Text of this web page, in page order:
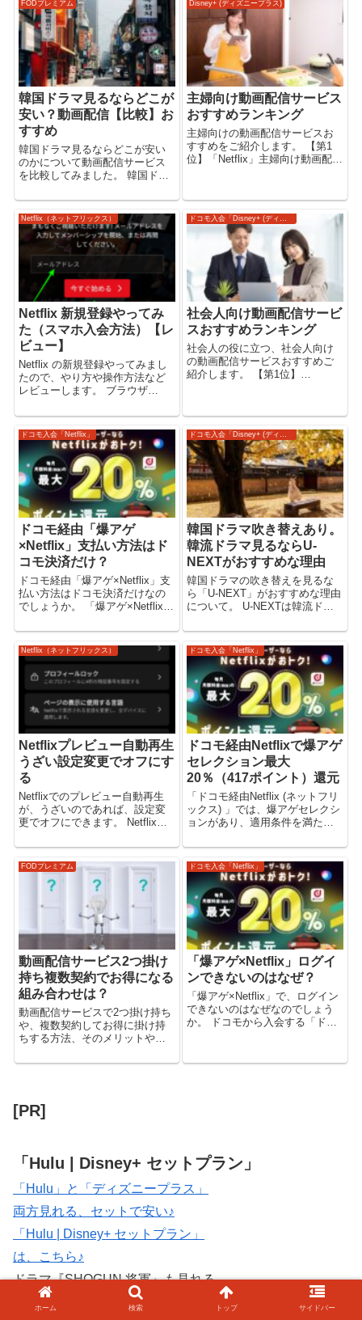
番組が充実。 過去に放送され
た...
シンプルプラン Netflixパック」
eo光...
FODプレミアム
韓国ドラマ見るならどこが
安い？動画配信【比較】お
すすめ
韓国ドラマ見るならどこが安い
のかについて動画配信サービス
を比較してみました。 韓国ドラ
いのか迷っている方に、おすす
め動画配信サービスをご紹介し
ます。 【比較】韓国ドラマ見る
ならどこが安い？【動画配信】
【動画配信...
Disney+ (ディズニープラス)
主婦向け動画配信サービス
おすすめランキング
主婦向けの動画配信サービスお
すすめをご紹介します。 【第1
位】「Netflix」主婦向け動画配信
ます。 テレビCMやYoutube広告
の...
Netflix（ネットフリックス）
Netflix 新規登録やってみ
た（スマホ入会方法）【レ
ビュー】
Netflix の新規登録やってみまし
たので、やり方や操作方法など
レビューします。 ブラウザ
Androidのスマホでブラウザを使
って、ネットフリックスの公式
ウェブサイト（netflix.com）に
て操作してい...
ドコモ入会「Disney+ (ディズニープラス)」
社会人向け動画配信サービ
スおすすめランキング
社会人の役に立つ、社会人向け
の動画配信サービスおすすめご
紹介します。 【第1位】
め Amazonプライムビデオが社
つかありますが、まずはコスト
パフォー...
ドコモ入会「Netflix」
ドコモ経由「爆アゲ
×Netflix」支払い方法はド
コモ決済だけ？
ドコモ経由「爆アゲ×Netflix」支
払い方法はドコモ決済だけなの
でしょうか。 「爆アゲ×Netflix」
ゲセレクション。 毎月、最大
20％のdポイント(期間･用途限定)
還元 【ドコモ経由Netflix...
ドコモ入会「Disney+ (ディズニープラス)」
韓国ドラマ吹き替えあり。
韓流ドラマ見るならU-
NEXTがおすすめな理由
韓国ドラマの吹き替えを見るな
ら「U-NEXT」がおすすめな理由
について。 U-NEXTは韓流ドラ
「U-NEXT」で映画・ドラマ・ア
ニメを観る。（電子書籍・雑
誌・マンガも） 【U-NEXT】 韓
流ドラマ吹き替えで見...
Netflix（ネットフリックス）
Netflixプレビュー自動再生
うざい設定変更でオフにす
る
Netflixでのプレビュー自動再生
が、うざいのであれば、設定変
更でオフにできます。 Netflixの
品一覧のホーム画面などで、そ
の作品の映像がプレビュー再生
されます。 このプレビュー再生
は、自動で開始...
ドコモ入会「Netflix」
ドコモ経由Netflixで爆アゲ
セレクション最大
20％（417ポイント）還元
「ドコモ経由Netflix (ネットフリ
ックス) 」では、爆アゲセレクシ
ョンがあり、適用条件を満たす
れる。 ドコモから入会する
Netflixの爆アゲセレクション「爆
アゲ×Netflix」について解説いた
します...
FODプレミアム
動画配信サービス2つ掛け
持ち複数契約でお得になる
組み合わせは？
動画配信サービスで2つ掛け持ち
や、複数契約してお得に掛け持
ちする方法、そのメリットやデ
ます。 動画配信サービスで、お
ス掛け持ちして複数契約するメ
リット・よ...
ドコモ入会「Netflix」
「爆アゲ×Netflix」ログイ
ンできないのはなぜ？
「爆アゲ×Netflix」で、ログイン
できないのはなぜなのでしょう
か。 ドコモから入会する「ドコ
ら入会するNetflixの爆アゲセレク
[PR]
「Hulu | Disney+ セットプラン」
「Hulu」と「ディズニープラス」
両方見れる、セットで安い♪
「Hulu | Disney+ セットプラン」
は、こちら♪
ドラマ『SHOGUN 将軍』も見れる。
★「Hulu | Disney+ セットプラン」【公式】はこちら
ホーム 検索 トップ サイドバー